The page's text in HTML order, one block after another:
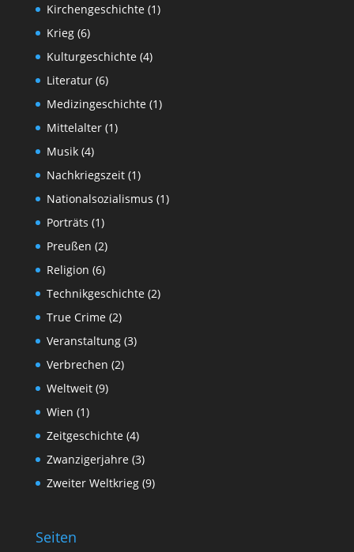
Kirchengeschichte(1)
Krieg(6)
Kulturgeschichte(4)
Literatur(6)
Medizingeschichte(1)
Mittelalter(1)
Musik(4)
Nachkriegszeit(1)
Nationalsozialismus (1)
Porträts (1)
Preußen (2)
Religion (6)
Technikgeschichte(2)
True Crime(2)
Veranstaltung(3)
Verbrechen (2)
Weltweit(9)
Wien (1)
Zeitgeschichte(4)
Zwanzigerjahre(3)
Zweiter Weltkrieg(9)
Seiten